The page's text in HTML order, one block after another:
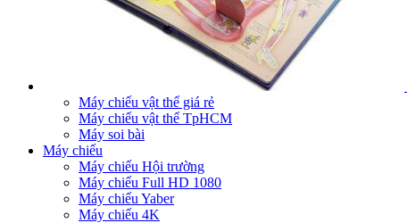
Máy chiếu vật thể giá rẻ
Máy chiếu vật thể TpHCM
Máy soi bài
Máy chiếu
Máy chiếu Hội trường
Máy chiếu Full HD 1080
Máy chiếu Yaber
Máy chiếu 4K